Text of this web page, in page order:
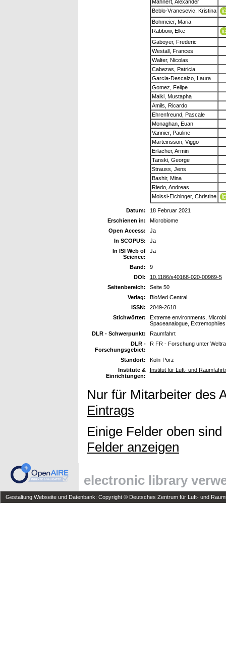
Mahnert, Alexander
Beblo-Vranesevic, Kristina
Bohmeier, Maria
Rabbow, Elke
Gaboyer, Frederic
Westall, Frances
Walter, Nicolas
Cabezas, Patricia
Garcia-Descalzo, Laura
Gomez, Felipe
Malki, Mustapha
Amils, Ricardo
Ehrenfreund, Pascale
Monaghan, Euan
Vannier, Pauline
Marteinsson, Viggo
Erlacher, Armin
Tanski, George
Strauss, Jens
Bashir, Mina
Riedo, Andreas
Moissl-Eichinger, Christine
Datum:
18 Februar 2021
Erschienen in:
Microbiome
Open Access:
Ja
In SCOPUS:
Ja
In ISI Web of
Science:
Ja
Band:
9
DOI:
10.1186/s40168-020-00989-5
Seitenbereich:
Seite 50
Verlag:
BioMed Central
ISSN:
2049-2618
Stichwörter:
Extreme environments,
Spaceanalogue,
DLR - Schwerpunkt:
Raumfahrt
DLR -
Forschungsgebiet:
R FR - Forschung unter
Standort:
Köln-Porz
Institute &
Einrichtungen:
Institut für Luft- und
Nur für Mitarbeiter des
Eintrags
Einige Felder oben
Felder anzeigen
electronic library
Gestaltung Webseite und Datenbank: Copyright © Deutsches Zentrum für Luft- und